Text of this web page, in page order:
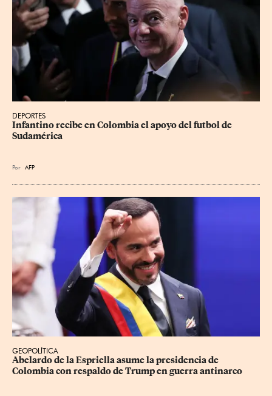
DEPORTES
Infantino recibe en Colombia el apoyo del futbol de
Sudamérica
Por AFP
GEOPOLÍTICA
Abelardo de la Espriella asume la presidencia de
Colombia con respaldo de Trump en guerra antinarco